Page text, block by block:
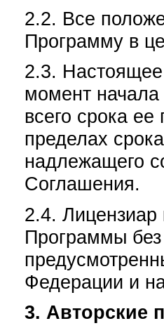
2.2. Все
Программу в
2.3.
момент начала
всего срока
пределах
надлежащего
Соглашения.
2.4. Лицензиар
Программы без
Федерации и
3.